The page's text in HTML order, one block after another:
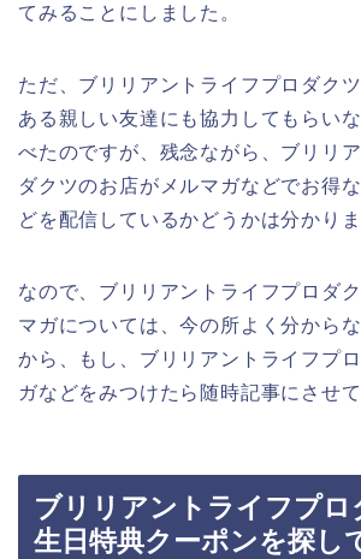
てみることにしました。
ただ、ブリリアントライフプロダク
ある親しい友達にも協力してもらい
べたのですが、残念ながら、ブリリ
ダクツのお店がメルマガなどでお得
どを配信しているかどうかは分かりま
なので、ブリリアントライフプロダ
マガについては、今の所よく分から
から、もし、ブリリアントライフプ
ガなどをみつけたら随時記事にさせ
ブリリアントライフプロ
生日特典クーポンを探し